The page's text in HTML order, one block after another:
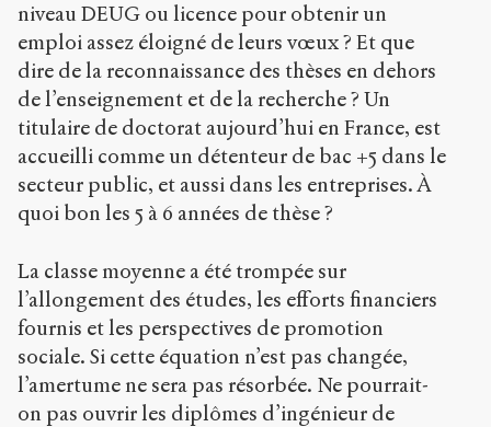
niveau DEUG ou licence pour obtenir un
emploi assez éloigné de leurs vœux ? Et que
dire de la reconnaissance des thèses en dehors
de l’enseignement et de la recherche ? Un
titulaire de doctorat aujourd’hui en France, est
accueilli comme un détenteur de bac +5 dans le
secteur public, et aussi dans les entreprises. À
quoi bon les 5 à 6 années de thèse ?
La classe moyenne a été trompée sur
l’allongement des études, les efforts financiers
fournis et les perspectives de promotion
sociale. Si cette équation n’est pas changée,
l’amertume ne sera pas résorbée. Ne pourrait-
on pas ouvrir les diplômes d’ingénieur de